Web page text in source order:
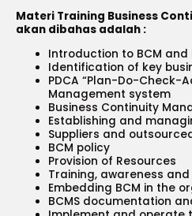
Materi Training Business
akan dibahas adalah :
Introduction to BCM
Identification of key
PDCA “Plan-Do-Check-
Management system
Business Continuity
Establishing and
Suppliers and
BCM policy
Provision of Resources
Training, awareness
Embedding BCM in the
BCMS documentation